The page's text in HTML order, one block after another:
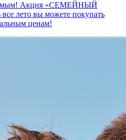
Акция «СЕМЕЙНЫЙ
лето вы можете покупать
ценам!